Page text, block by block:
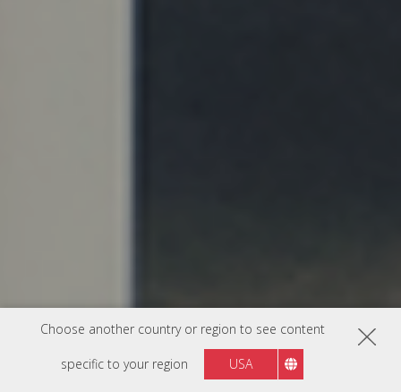
Choose another country or region to see content
specific to your region USA